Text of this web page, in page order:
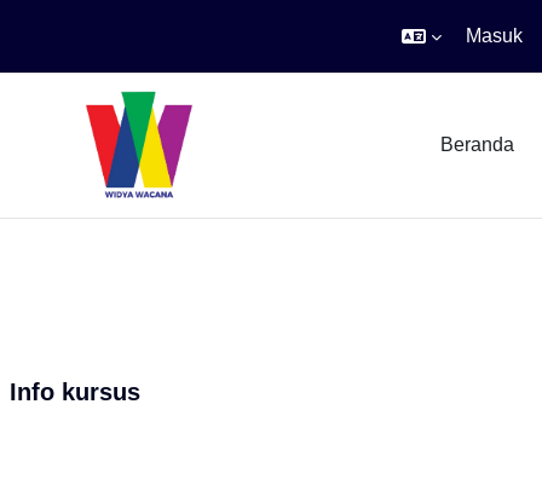
Masuk
Beranda
Info kursus